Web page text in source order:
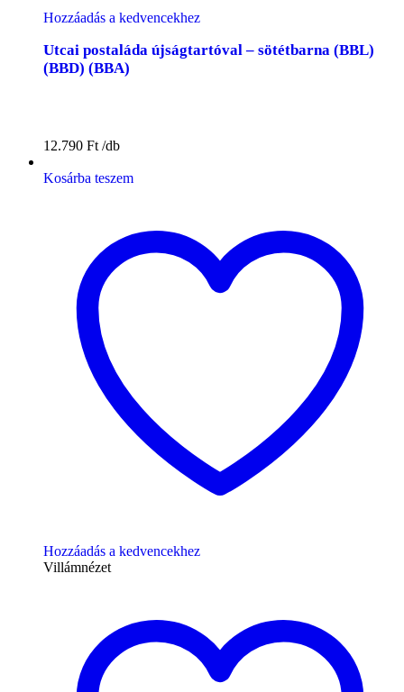
Hozzáadás a kedvencekhez
Utcai postaláda újságtartóval – sötétbarna (BBL)
(BBD) (BBA)
12.790 Ft
Kosárba teszem
Hozzáadás a kedvencekhez
Villámnézet